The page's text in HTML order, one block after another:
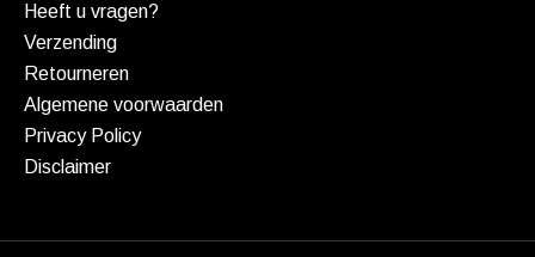
Heeft u vragen?
Verzending
Retourneren
Algemene voorwaarden
Privacy Policy
Disclaimer